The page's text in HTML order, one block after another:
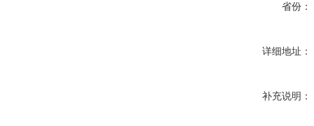
省份：
详细地址：
补充说明：